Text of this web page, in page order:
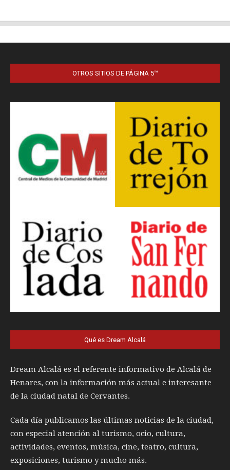
OTROS SITIOS DE PÁGINA 5™
Qué es Dream Alcalá
Dream Alcalá es el referente informativo de Alcalá de
Henares, con la información más actual e interesante
de la ciudad natal de Cervantes.
Cada día publicamos las últimas noticias de la ciudad,
con especial atención al turismo, ocio, cultura,
actividades, eventos, música, cine, teatro, cultura,
exposiciones, turismo y mucho más.